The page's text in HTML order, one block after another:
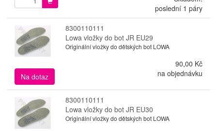
poslední 1 páry
8300110111
Lowa vložky do bot JR EU29
Originální vložky do dětských bot LOWA
90,00 Kč
Na dotaz
na objednávku
8300110111
Lowa vložky do bot JR EU30
Originální vložky do dětských bot LOWA